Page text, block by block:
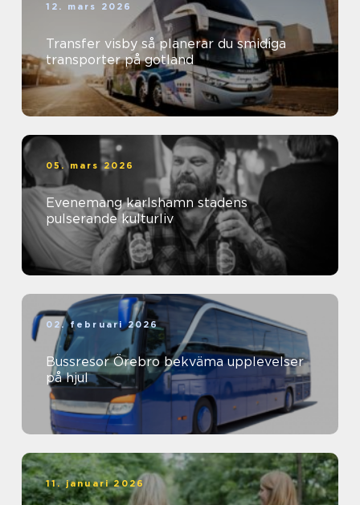
12. mars 2026
Transfer visby så planerar du smidiga
transporter på gotland
05. mars 2026
Evenemang karlshamn stadens
pulserande kulturliv
02. februari 2026
Bussresor Örebro bekväma upplevelser
på hjul
11. januari 2026